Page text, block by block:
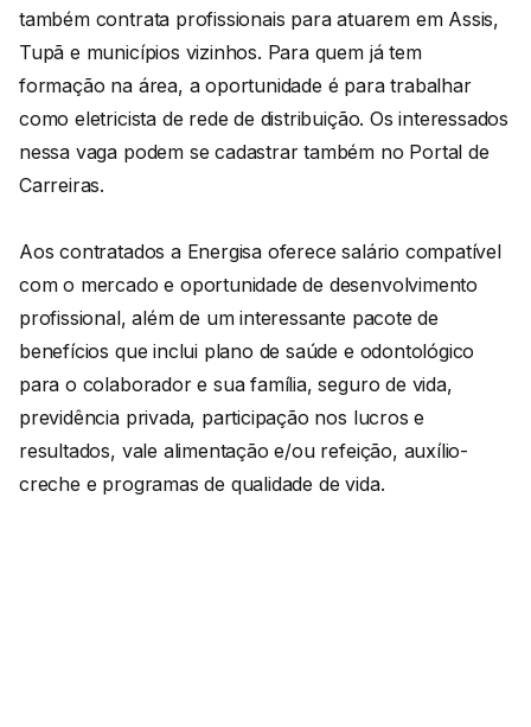
também contrata profissionais para atuarem em Assis,
Tupã e municípios vizinhos. Para quem já tem
formação na área, a oportunidade é para trabalhar
como eletricista de rede de distribuição. Os interessados
nessa vaga podem se cadastrar também no Portal de
Carreiras.
Aos contratados a Energisa oferece salário compatível
com o mercado e oportunidade de desenvolvimento
profissional, além de um interessante pacote de
benefícios que inclui plano de saúde e odontológico
para o colaborador e sua família, seguro de vida,
previdência privada, participação nos lucros e
resultados, vale alimentação e/ou refeição, auxílio-
creche e programas de qualidade de vida.